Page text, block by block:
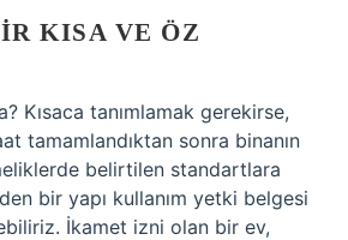
KISA VE ÖZ
Kısaca tanımlamak gerekirse,
tamamlandıktan sonra binanın
belirtilen standartlara
bir yapı kullanım yetki belgesi
İkamet izni olan bir ev,